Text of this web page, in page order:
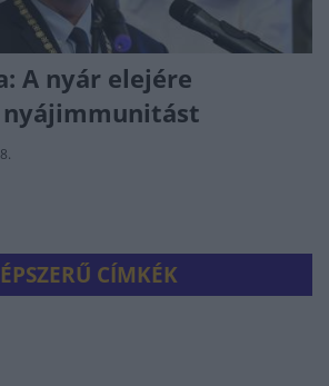
A nyár elejére
CÍMKÉK